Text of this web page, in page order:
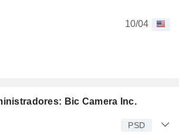
10/04
Bic Camera Inc.
PSD